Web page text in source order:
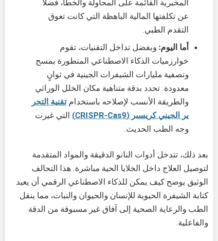
المخبرية القائمة على المحاولة والخطأ، فضلاً
عن تكلفتها المالية الباهظة التي كانت تعوق
التقدم الطبي.
أما اليوم: وبفضل تداخل التقنيات، تقوم
خوارزميات الذكاء الاصطناعي المتطورة بمسح
وتصفية مليارات الشيفرات الجينية في ثوانٍ
معدودة. تحدد بدقة متناهية مكان الخلل الوراثي
والطريقة الأنسب لإصلاحه باستخدام تقنية التحر
ير الجيني كريسبر (CRISPR-Cas9)
التي غيرت
وجه الطب الحديث.
بعد ذلك، تتدخل أدوات النانو الدقيقة والمواد المتقدمة
لتوصيل العلاج داخل الخلايا الحية مباشرة. هذا التحالف
الوثيق يوضح كيف يمكن للذكاء الاصطناعي الرقمي أن يعيد
كتابة الشيفرة الحيوية للإنسان والحيوان والنبات، مما ينقل
الطب والرعاية الصحية إلى آفاق غير مسبوقة من الدقة
والفاعلية.